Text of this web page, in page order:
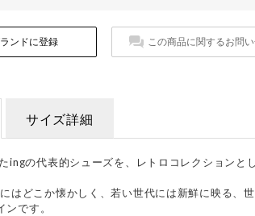
ンドに登録 この商品に関するお問
サイズ詳細
ingの代表的シューズを、レトロコレクションと
はどこか懐かしく、若い世代には新鮮に映る、世
です。